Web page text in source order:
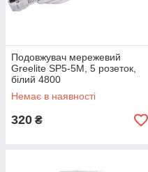
Подовжувач мережевий
Greelite SP5-5M, 5 розеток,
білий 4800
Немає в наявності
320 ₴